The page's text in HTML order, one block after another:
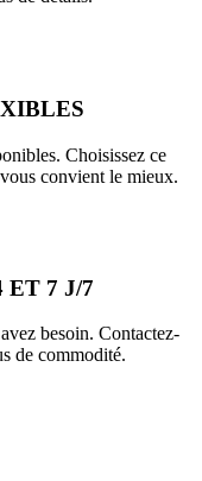
Choisissez ce
convient le mieux.
ET 7 J/7
besoin. Contactez-
de commodité.